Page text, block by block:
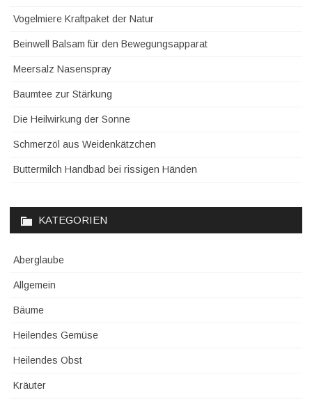
Vogelmiere Kraftpaket der Natur
Beinwell Balsam für den Bewegungsapparat
Meersalz Nasenspray
Baumtee zur Stärkung
Die Heilwirkung der Sonne
Schmerzöl aus Weidenkätzchen
Buttermilch Handbad bei rissigen Händen
KATEGORIEN
Aberglaube
Allgemein
Bäume
Heilendes Gemüse
Heilendes Obst
Kräuter